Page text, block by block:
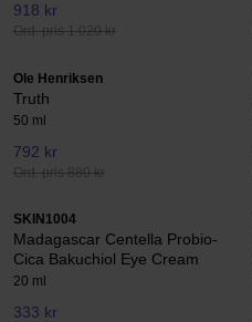
918 kr
Ord. pris 1 020 kr
Ole Henriksen
Truth
50 ml
792 kr
Ord. pris 880 kr
SKIN1004
Madagascar Centella Probio-
Cica Bakuchiol Eye Cream
20 ml
333 kr